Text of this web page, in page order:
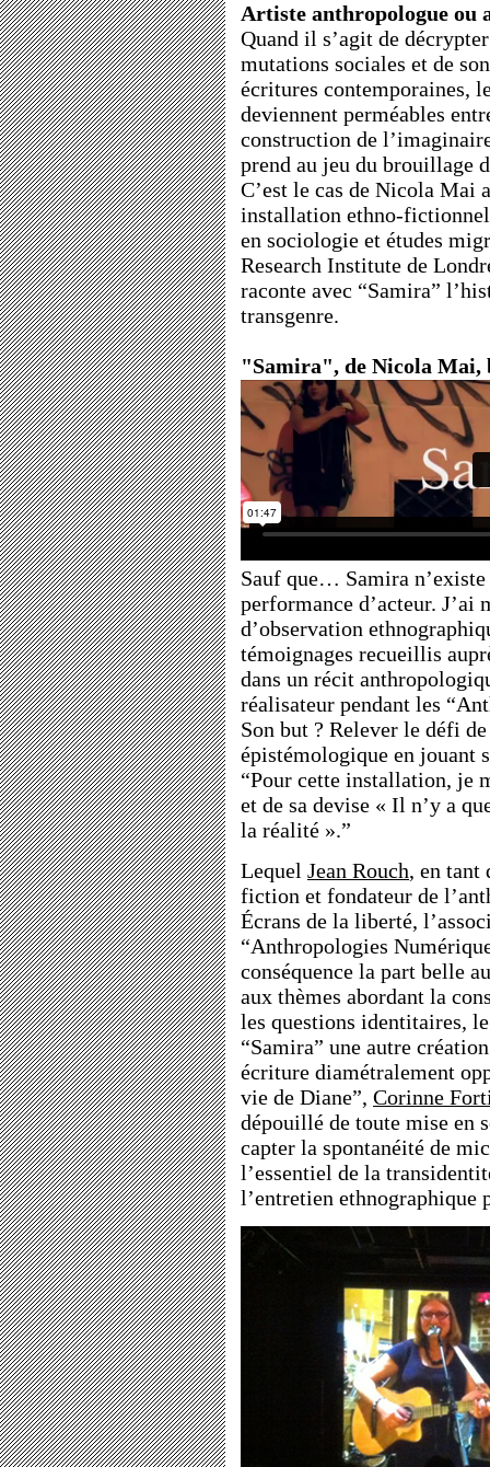
Artiste anthropologue ou
Quand il s’agit de
mutations sociales et de
écritures contemporaines,
deviennent perméables
construction de
prend au jeu du brouillage
C’est le cas de Nicola Mai
installation ethno-
en sociologie et études
Research Institute de
raconte avec “Samira”
transgenre.
"Samira", de Nicola Mai,
Sauf que… Samira n’existe
performance d’acteur. J’ai
d’observation
témoignages recueillis
dans un récit
réalisateur pendant les
Son but ? Relever le défi
épistémologique en jouant
“Pour cette installation, je
et de sa devise « Il n’y a
la réalité ».”
Lequel Jean Rouch, en tant
fiction et fondateur de
Écrans de la liberté,
“Anthropologies
conséquence la part belle
aux thèmes abordant la
les questions identitaires,
“Samira” une autre
écriture diamétralement
vie de Diane”, Corinne
dépouillé de toute mise en
capter la spontanéité de
l’essentiel de la
l’entretien ethnographique